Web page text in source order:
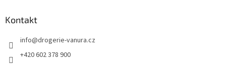
Kontakt
info@drogerie-vanura.cz
+420 602 378 900